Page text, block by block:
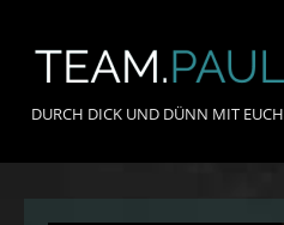
Home
DURCH DICK UND DÜNN MIT EUCH